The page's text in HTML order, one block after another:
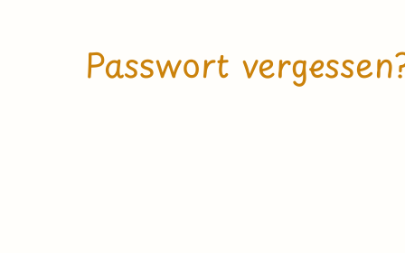
Passwort